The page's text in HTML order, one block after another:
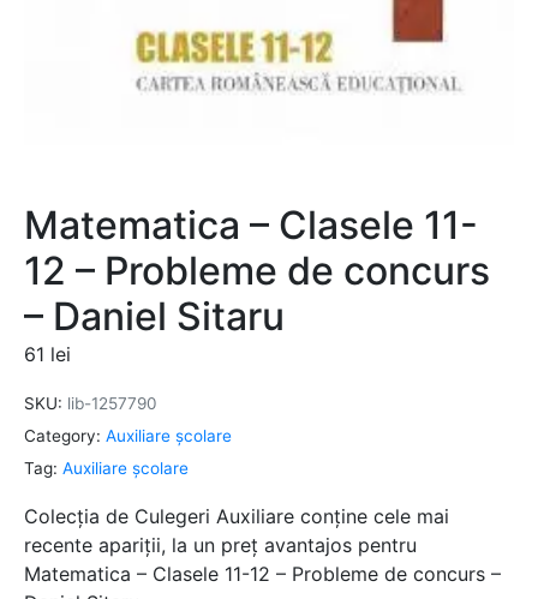
Matematica – Clasele 11-
12 – Probleme de concurs
– Daniel Sitaru
61 lei
SKU: lib-1257790
Category: Auxiliare şcolare
Tag: Auxiliare şcolare
Colecția de Culegeri Auxiliare conține cele mai
recente apariții, la un preț avantajos pentru
Matematica – Clasele 11-12 – Probleme de concurs –